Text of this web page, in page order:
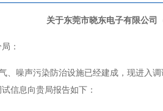
关于东莞市晓东电子有限公司
：
、噪声污染防治设施已经建成，现进入
信息向贵局报告如下：